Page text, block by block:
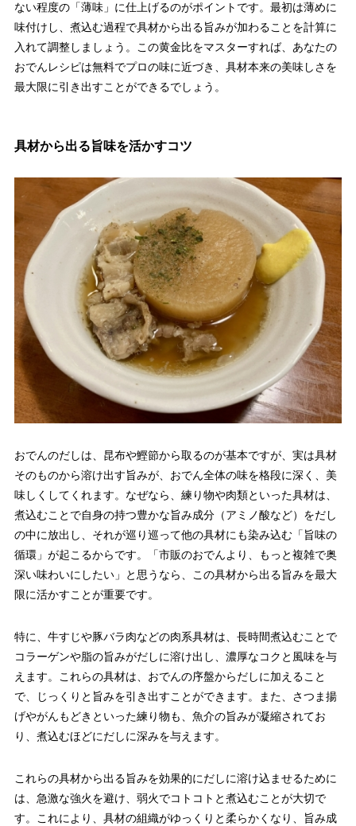
ない程度の「薄味」に仕上げるのがポイントです。最初は薄めに
味付けし、煮込む過程で具材から出る旨みが加わることを計算に
入れて調整しましょう。この黄金比をマスターすれば、あなたの
おでんレシピは無料でプロの味に近づき、具材本来の美味しさを
最大限に引き出すことができるでしょう。
具材から出る旨味を活かすコツ
おでんのだしは、昆布や鰹節から取るのが基本ですが、実は具材
そのものから溶け出す旨みが、おでん全体の味を格段に深く、美
味しくしてくれます。なぜなら、練り物や肉類といった具材は、
煮込むことで自身の持つ豊かな旨み成分（アミノ酸など）をだし
の中に放出し、それが巡り巡って他の具材にも染み込む「旨味の
循環」が起こるからです。「市販のおでんより、もっと複雑で奥
深い味わいにしたい」と思うなら、この具材から出る旨みを最大
限に活かすことが重要です。
特に、牛すじや豚バラ肉などの肉系具材は、長時間煮込むことで
コラーゲンや脂の旨みがだしに溶け出し、濃厚なコクと風味を与
えます。これらの具材は、おでんの序盤からだしに加えること
で、じっくりと旨みを引き出すことができます。また、さつま揚
げやがんもどきといった練り物も、魚介の旨みが凝縮されてお
り、煮込むほどにだしに深みを与えます。
これらの具材から出る旨みを効果的にだしに溶け込ませるために
は、急激な強火を避け、弱火でコトコトと煮込むことが大切で
す。これにより、具材の組織がゆっくりと柔らかくなり、旨み成